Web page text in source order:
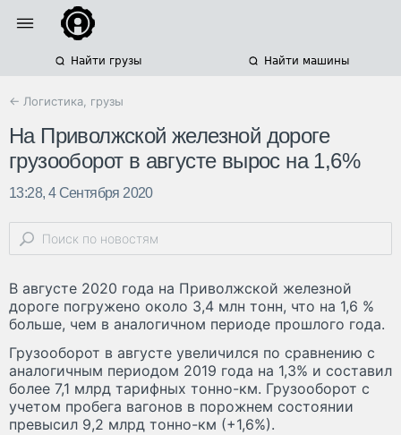
Найти грузы Найти машины
← Логистика, грузы
На Приволжской железной дороге
грузооборот в августе вырос на 1,6%
13:28, 4 Сентября 2020
В августе 2020 года на Приволжской железной
дороге погружено около 3,4 млн тонн, что на 1,6 %
больше, чем в аналогичном периоде прошлого года.
Грузооборот в августе увеличился по сравнению с
аналогичным периодом 2019 года на 1,3% и составил
более 7,1 млрд тарифных тонно-км. Грузооборот с
учетом пробега вагонов в порожнем состоянии
превысил 9,2 млрд тонно-км (+1,6%).